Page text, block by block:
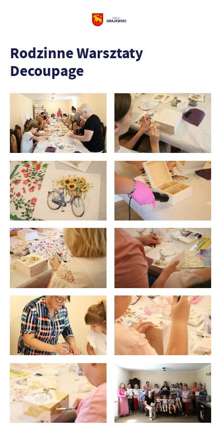
Rodzinne Warsztaty
Decoupage